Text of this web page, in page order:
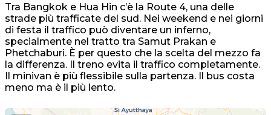
Tra Bangkok e Hua Hin c’è la Route 4, una delle
strade più trafficate del sud. Nei weekend e nei giorni
di festa il traffico può diventare un inferno,
specialmente nel tratto tra Samut Prakan e
Phetchaburi. È per questo che la scelta del mezzo fa
la differenza. Il treno evita il traffico completamente.
Il minivan è più flessibile sulla partenza. Il bus costa
meno ma è il più lento.